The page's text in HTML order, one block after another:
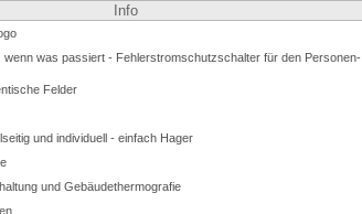
Info
wenn was passiert - Fehler­strom­schutz­schalter für den Personen-
Felder
und individuell - einfach Hager
und Gebäude­thermo­grafie